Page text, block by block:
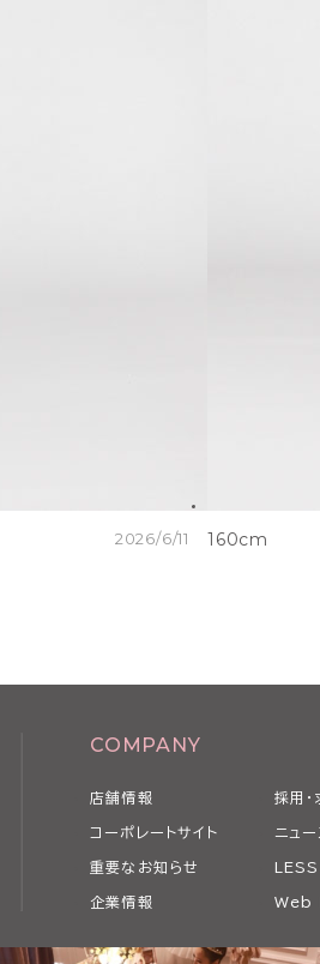
2026/6/11 160cm
COMPANY
店舗情報
コーポレートサイト
重要なお知らせ
企業情報
採用
ニュー
Web